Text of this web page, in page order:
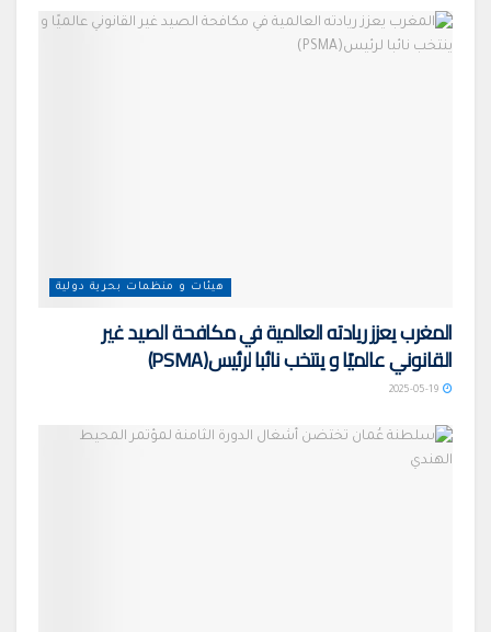
هيئات و منظمات بحرية دولية
المغرب يعزز ريادته العالمية في مكافحة الصيد غير
القانوني عالميًا و ينتخب نائبا لرئيس(PSMA)